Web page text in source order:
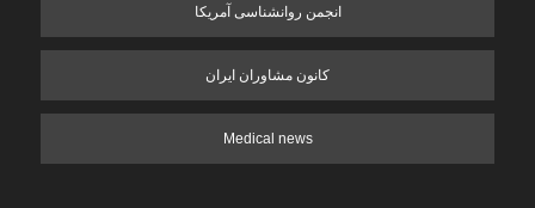
انجمن روانشناسی آمریکا
کانون مشاوران ایران
Medical news